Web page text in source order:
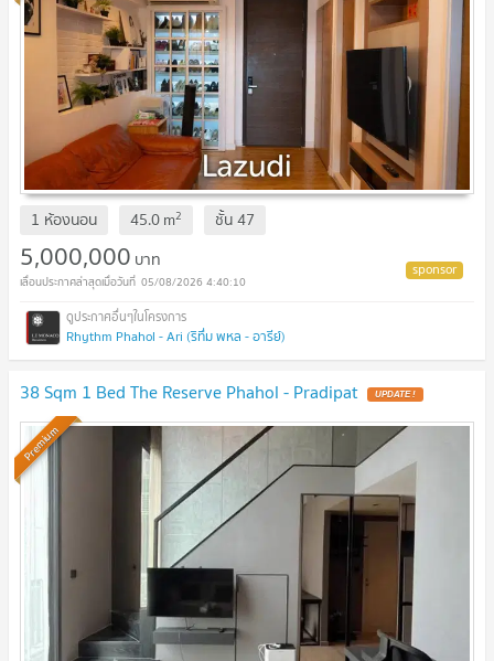
1 ห้องนอน 45.0m2 ชั้น47
5,000,000 บาท
05/08/2026 4:40:10
Rhythm Phahol - Ari (ริทึ่ม พหล - อารีย์)
38 Sqm 1 Bed The Reserve Phahol - Pradipat UPDATE !
Premium